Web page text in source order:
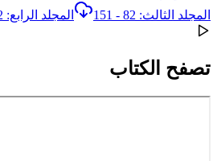
المجلد الثالث: 82 - 151
المجلد الرابع: 152 - 196
تصفح الكتاب